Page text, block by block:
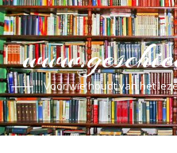
Voor wie houdt van het